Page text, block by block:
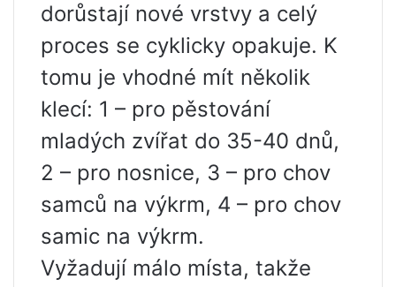
dorůstají nové vrstvy a celý
proces se cyklicky opakuje. K
tomu je vhodné mít několik
klecí: 1 – pro pěstování
mladých zvířat do 35-40 dnů,
2 – pro nosnice, 3 – pro chov
samců na výkrm, 4 – pro chov
samic na výkrm.
Vyžadují málo místa, takže